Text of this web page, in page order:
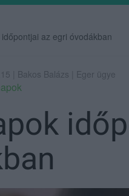
az egri óvodákban
| Bakos Balázs | Eger ügye